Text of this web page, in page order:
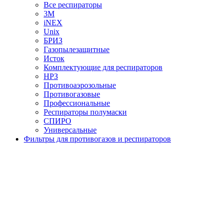
Все респираторы
3М
iNEX
Unix
БРИЗ
Газопылезащитные
Исток
Комплектующие для респираторов
НРЗ
Противоаэрозольные
Противогазовые
Профессиональные
Респираторы полумаски
СПИРО
Универсальные
Фильтры для противогазов и респираторов